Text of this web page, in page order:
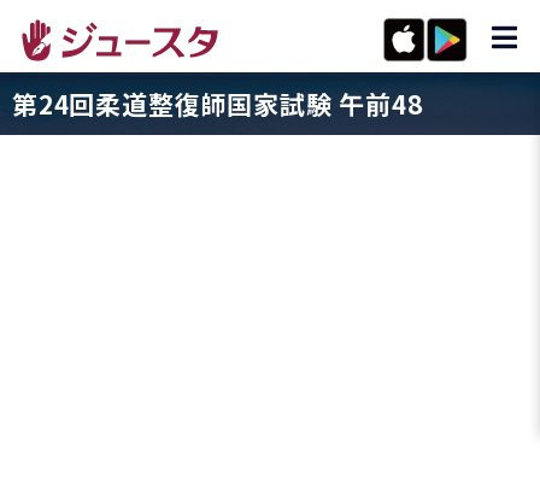
第24回柔道整復師国家試験 午前48